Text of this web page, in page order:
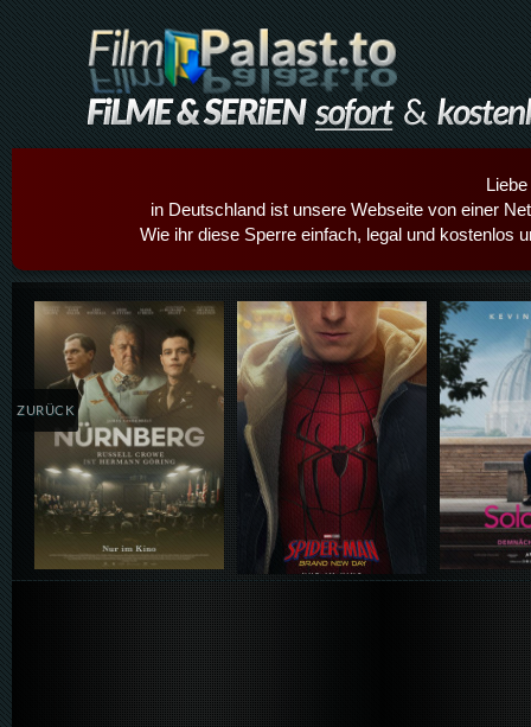
in Deutschland ist unsere Webseite von einer
Wie ihr diese Sperre einfach, legal und kostenlos
Details,Play Details,Play
ZURÜCK